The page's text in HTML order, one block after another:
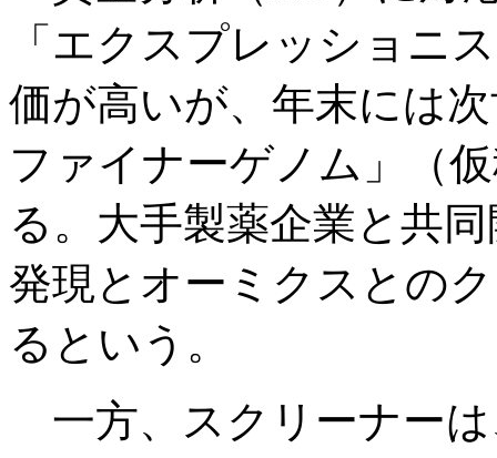
「エクスプレッショニ
価が高いが、年末には
ファイナーゲノム」（
る。大手製薬企業と共
発現とオーミクスとの
るという。
一方、スクリーナー